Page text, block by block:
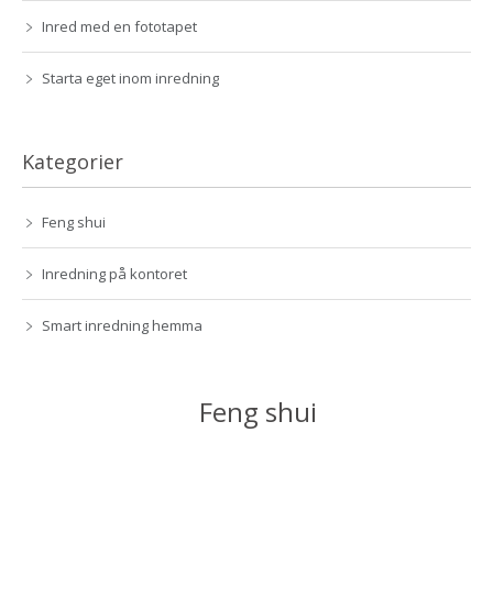
Inred med en fototapet
Starta eget inom inredning
Kategorier
Feng shui
Inredning på kontoret
Smart inredning hemma
Feng shui